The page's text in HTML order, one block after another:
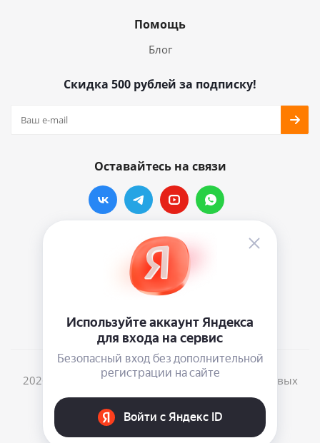
Помощь
Блог
Скидка 500 рублей за подписку!
Оставайтесь на связи
Наши контакты
info@vinylmarkt.ru
2026 © Винилмаркт - интернет-магазин виниловых
пластинок